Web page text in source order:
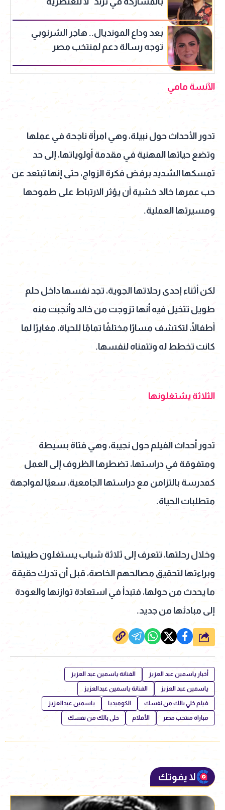
بعد وداع المونديال.. هاجر الشرنوبي
توجه رسالة دعم لمنتخب مصر
الآنسة مامي
تدور الأحداث حول نبيلة، وهي امرأة ناجحة في عملها
وتضع حياتها المهنية في مقدمة أولوياتها، إلى حد
تمسكها الشديد برفض فكرة الزواج، حتى إنها تبتعد عن
حب عمرها خالد خشية أن يؤثر الارتباط على طموحها
ومسيرتها العملية.
لكن أثناء إحدى رحلاتها الجوية، تجد نفسها داخل حلم
طويل تتخيل فيه أنها تزوجت من خالد وأنجبت منه
أطفالًا، لتكتشف مسارًا مختلفًا تمامًا للحياة، مغايرًا لما
كانت تخطط له وتتمناه لنفسها.
الثلاثة يشتغلونها
تدور أحداث الفيلم حول نجيبة، وهي فتاة بسيطة
ومتفوقة في دراستها، تضطرها الظروف إلى العمل
كمدرسة بالتزامن مع دراستها الجامعية، سعيًا لمواجهة
متطلبات الحياة.
وخلال رحلتها، تتعرف إلى ثلاثة شباب يستغلون طيبتها
وبراءتها لتحقيق مصالحهم الخاصة، قبل أن تدرك حقيقة
ما يحدث من حولها، فتبدأ في استعادة توازنها والعودة
إلى مبادئها من جديد.
شارك
أخبار ياسمين عبد العزيز الفنانة ياسمين عبد العزيز
ياسمين عبد العزيز الفنانة ياسمين عبدالعزيز
فيلم خلي بالك من نفسك الكوميديا ياسمين عبدالعزيز
مباراة منتخب مصر الأفلام خلى بالك من نفسك
لا يفوتك